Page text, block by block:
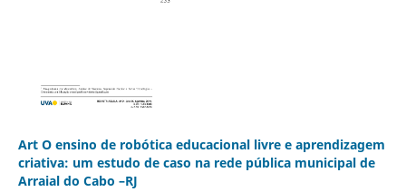
Art O ensino de robótica educacional livre e aprendizagem
criativa: um estudo de caso na rede pública municipal de
Arraial do Cabo –RJ